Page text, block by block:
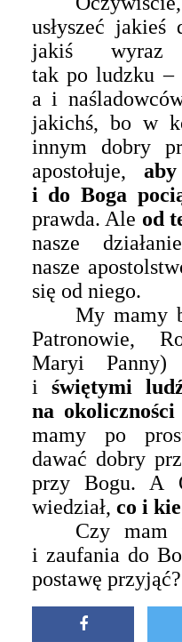
usłyszeć jakieś
jakiś wyraz
tak po ludzku –
a i
jakichś, bo w
innym dobry
apostołuje,
i do Boga
prawda. Ale od
nasze
nasze
się od niego.
My mamy
Patronowie,
Maryi Panny)
iświętymi
na okoliczności
mamy po
dawać dobry
przy Bogu. A
wiedział, co i
Czy mam
i zaufania do
postawę